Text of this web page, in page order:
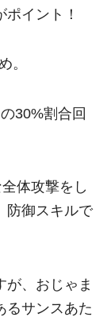
イント！
。
30%割合回
体攻撃をし
防御スキルで
が、おじゃま
るサンスあた